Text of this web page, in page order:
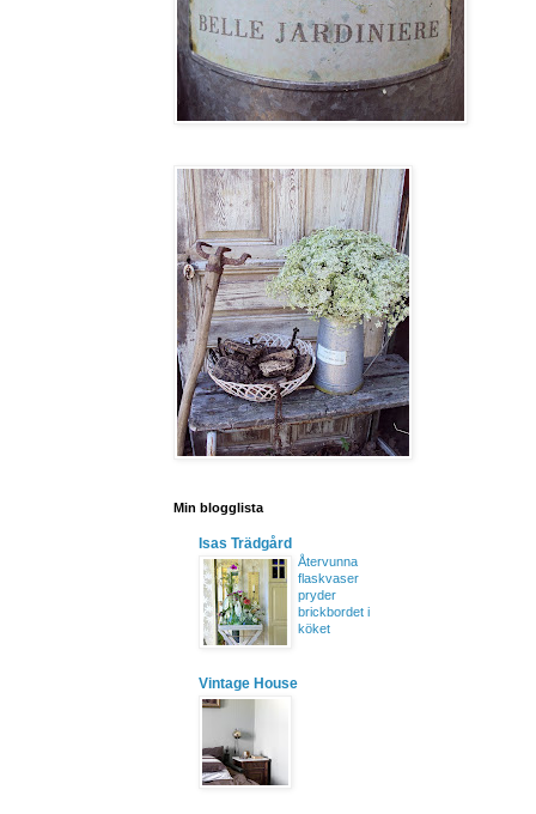
Min blogglista
Isas Trädgård
Återvunna
flaskvaser
pryder
brickbordet i
köket
Vintage House